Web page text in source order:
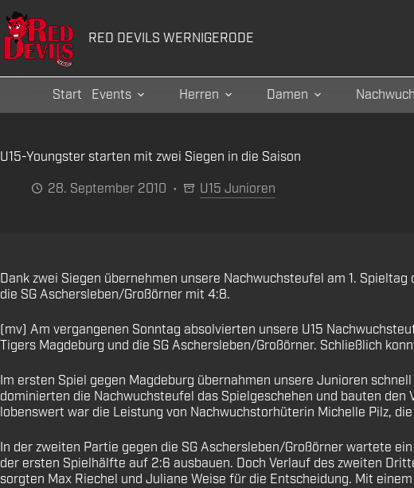
Zum
Inhalt
springen
RED DEVILS WERNIGERODE
Start Events Herren Damen
U15-Youngster starten mit zwei Siegen in die Saison
28. September 2010
U15 Junioren
Dank zwei Siegen übernehmen unsere Nachwuchsteufel am 1.
die SG Aschersleben/Großörner mit 4:8.
(mv) Am vergangenen Sonntag absolvierten unsere U15
Tigers Magdeburg und die SG Aschersleben/Großörner. Schließlich
Im ersten Spiel gegen Magdeburg übernahmen unsere Junioren
dominierten die Nachwuchsteufel das Spielgeschehen und bauten
lobenswert war die Leistung von Nachwuchstorhüterin Michelle Pilz,
In der zweiten Partie gegen die SG Aschersleben/Großörner wartete
der ersten Spielhälfte auf 2:6 ausbauen. Doch Verlauf des zweiten
sorgten Max Riechel und Juliane Weise für die Entscheidung. Mit